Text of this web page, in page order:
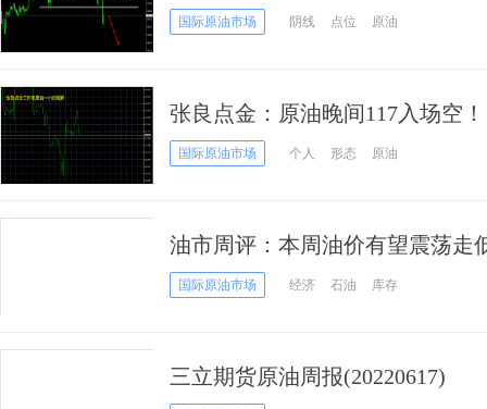
盈国际原油市场 阴线 点位 原油
张良点金：原油晚间117入场空！
国际原油市场 个人 形态 原油
油市周评：本周油价有望震荡走
油价压力
国际原油市场 经济 石油 库存
三立期货原油周报(20220617)